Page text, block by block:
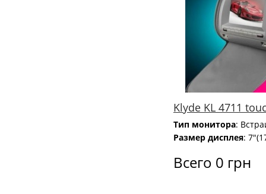
Klyde KL 4711
Тип монитора:
Размер дисплея:
Всего 0 грн